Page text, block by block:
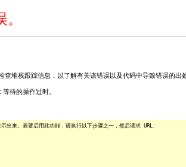
堆栈跟踪信息，以了解有关该错误以及代码中导致错误的出
待的操作过时。
出来。若要启用此功能，请执行以下步骤之一，然后请求 URL: